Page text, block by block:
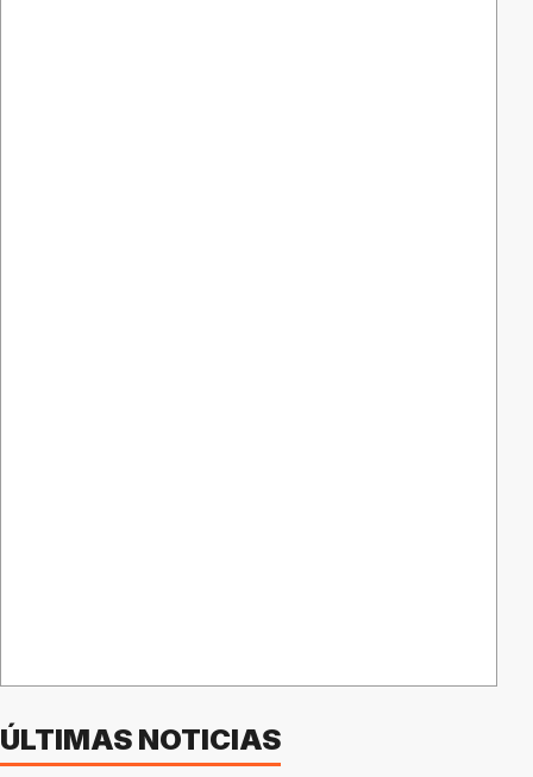
ÚLTIMAS NOTICIAS